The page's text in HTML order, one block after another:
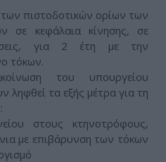
πιστοδοτικών ορίων των
σε κεφάλαια κίνησης, σε
για 2 έτη με την
τόκων.
του υπουργείου
ληφθεί τα εξής μέτρα για τη
στους κτηνοτρόφους,
με επιβάρυνση των τόκων